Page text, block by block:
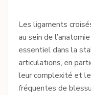
Les ligaments
au sein de
essentiel dans la
articulations, en
leur complexité et
fréquentes de